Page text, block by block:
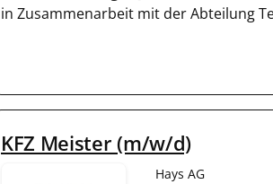
in Zusammenarbeit mit der Abteilung
KFZ Meister (m/w/d)
Hays AG